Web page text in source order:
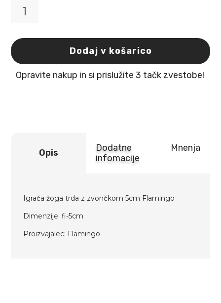
trda
z
zvončkom
5cm
Flamingo
Dodaj v košarico
Opravite nakup in si prislužite 3 tačk zvestobe!
Opis
Dodatne
infomacije
Mnenja
Igrača žoga trda z zvončkom 5cm Flamingo
Dimenzije: fi-5cm
Proizvajalec: Flamingo